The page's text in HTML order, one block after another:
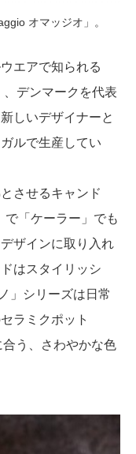
オマッジオ」。
エアで知られる
、デンマークを代表
しいデザイナーと
ルで生産してい
させるキャンド
で「ケーラー」でも
ザインに取り入れ
はスタイリッシ
」シリーズは日常
ラミクポット
合う、さわやかな色